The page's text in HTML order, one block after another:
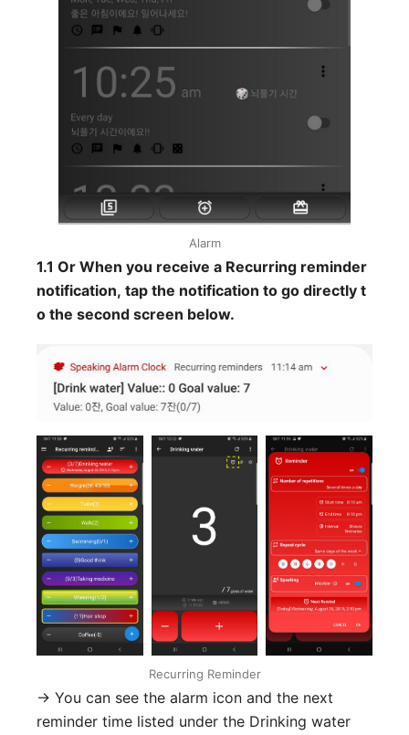
Alarm
1.1 Or When you receive a Recurring reminder
notification, tap the notification to go directly t
o the second screen below.
Recurring Reminder
-> You can see the alarm icon and the next
reminder time listed under the Drinking water